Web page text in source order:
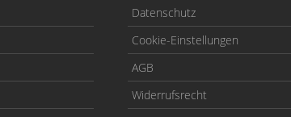
Datenschutz
Cookie-Einstellungen
AGB
Widerrufsrecht